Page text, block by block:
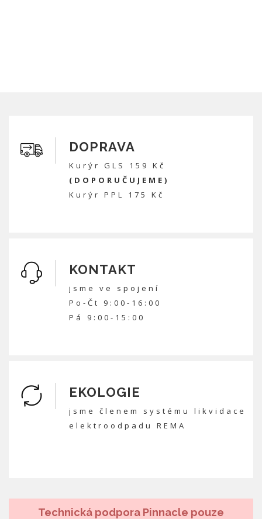
DOPRAVA
Kurýr GLS 159 Kč
(DOPORUČUJEME)
Kurýr PPL 175 Kč
KONTAKT
jsme ve spojení
Po-Čt 9:00-16:00
Pá 9:00-15:00
EKOLOGIE
jsme členem systému likvidace
elektroodpadu REMA
Technická podpora Pinnacle pouze